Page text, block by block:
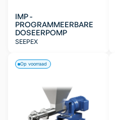
IMP -
PROGRAMMEERBARE
DOSEERPOMP
SEEPEX
Op voorraad